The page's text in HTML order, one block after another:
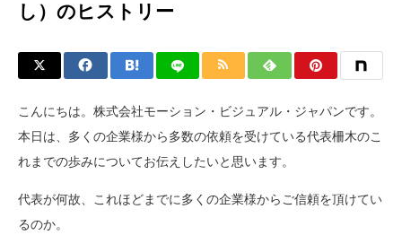
し）のヒストリー
こんにちは。株式会社モーション・ビジュアル・ジャパンです。
本日は、多くの企業様から多数の依頼を受けている代表柵木のこ
れまでの歩みについてお伝えしたいと思います。
代表が何故、これほどまでに多くの企業様からご信頼を頂けてい
るのか。